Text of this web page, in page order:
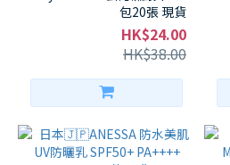
包20張 現貨
HK$24.00
HK$38.00